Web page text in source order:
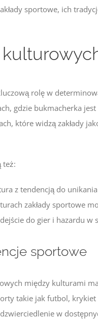
sportowe, ich
rolę w
gdzie bukmacherka
które widzą zakłady
też:
z tendencją do
zakłady sportowe
do gier i hazardu w
sportowe
między kulturami
takie jak futbol,
w